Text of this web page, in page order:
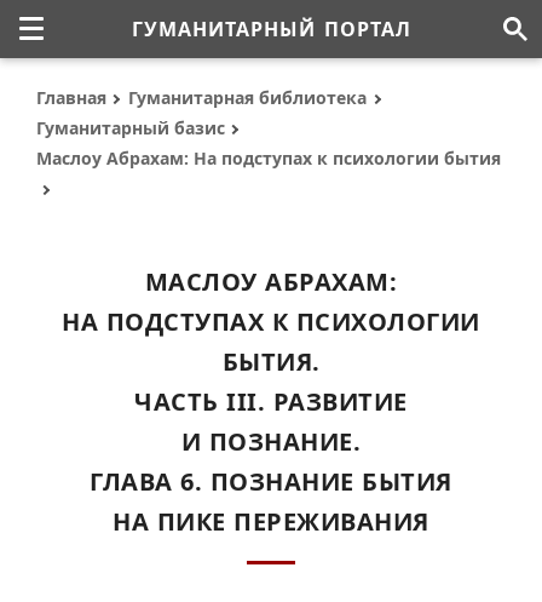
ГУМАНИТАРНЫЙ ПОРТАЛ
Главная
Гуманитарная библиотека
Гуманитарный базис
Маслоу Абрахам: На подступах к психологии бытия
МАСЛОУ АБРАХАМ:
НА ПОДСТУПАХ К ПСИХОЛОГИИ
БЫТИЯ.
ЧАСТЬ III. РАЗВИТИЕ
И ПОЗНАНИЕ.
ГЛАВА 6. ПОЗНАНИЕ БЫТИЯ
НА ПИКЕ ПЕРЕЖИВАНИЯ